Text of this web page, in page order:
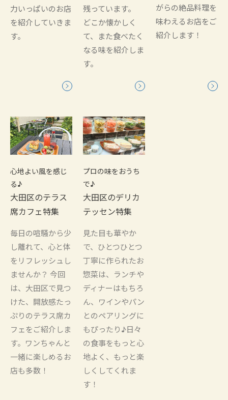
力いっぱいのお店
を紹介していきま
す。
残っています。
どこか懐かしく
て、また食べたく
なる味を紹介しま
す。
がらの絶品料理を
味わえるお店をご
紹介します！
心地よい風を感じ
る♪
大田区のテラス
席カフェ特集
毎日の喧騒から少
し離れて、心と体
をリフレッシュし
ませんか？ 今回
は、大田区で見つ
けた、開放感たっ
ぷりのテラス席カ
フェをご紹介しま
す。ワンちゃんと
一緒に楽しめるお
店も多数！
プロの味をおうち
で♪
大田区のデリカ
テッセン特集
見た目も華やか
で、ひとつひとつ
丁寧に作られたお
惣菜は、ランチや
ディナーはもちろ
ん、ワインやパン
とのペアリングに
もぴったり♪日々
の食事をもっと心
地よく、もっと楽
しくしてくれま
す！